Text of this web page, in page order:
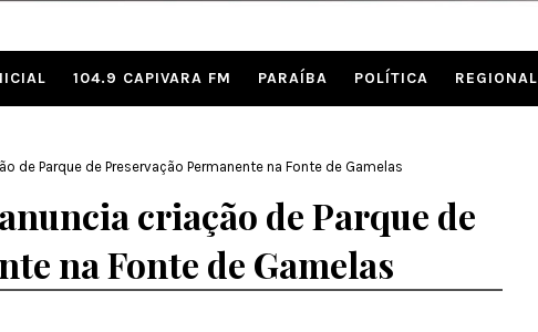
104.9 CAPIVARA FM PARAÍBA POLÍTICA REGIONAL
de Parque de Preservação Permanente na Fonte de Gamelas
criação de Parque de
na Fonte de Gamelas